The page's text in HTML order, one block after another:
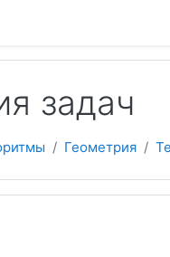
задач
Геометрия